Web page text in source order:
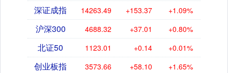
深证成指 14263.49 +153.37 +1.09%
沪深300 4688.32 +37.01 +0.80%
北证50 1123.01 +0.14 +0.01%
创业板指 3573.66 +58.10 +1.65%